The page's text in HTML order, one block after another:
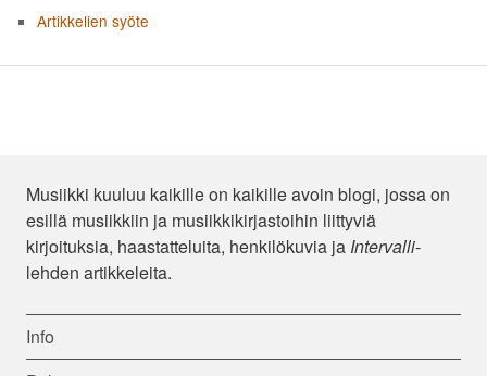
Artikkelien syöte
Musiikki kuuluu kaikille on kaikille avoin blogi, jossa on
esillä musiikkiin ja musiikkikirjastoihin liittyviä
kirjoituksia, haastatteluita, henkilökuvia ja Intervalli-
lehden artikkeleita.
Info